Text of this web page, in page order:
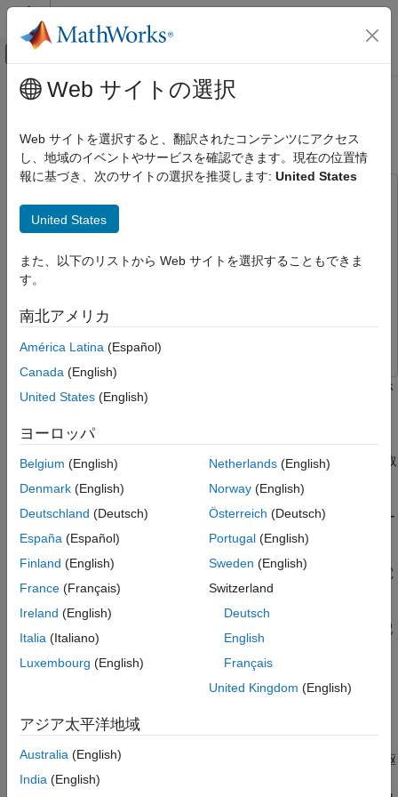
コンテンツへスキップ
オフキャンバス ナビゲーション メ
ドキュメンテーションのホーム
Motor Control Blockset
アプリケーション
ブラシレス DC (BLDC) モーター
Motor Control Blockset
アプリケーション
ハードウェア固有のコード生成
サポート対象のマイクロコントローラー
Motor Control Blockset
センサー キャリブレーションと位置検出
BLDC モーターのホール センサー シーケン
ス キャリブレーション
項目一覧
モデル
のモデルの展開
メインコンテンツ
BLDC モーターのホール センサー
シーケンス キャリブレーション
C2000 Microcontroller Blockset
Blockset
Embedded CoderEmbedded Coder
Simulink Coder
この例では、開ループ制御における回転子の位置ゼロに関するホ
ール センサー シーケンスを計算します。このワークフローは、
を派生したりすることなく、6 段階整流を使用してモーターを回
転できるようにします。この例を実行してホール シーケンスを取
で使用して、
センサー フィードバックを使用した BLDC モータ
ーの 6 段階整流の例で説明されているように閉ループでモーター
を駆動します。
ホール効果センサーは、適用される磁場の強さに基づいて出力電
圧を変えます。標準的な構成では、ブラシレス DC (BLDC) は電
気的に 120 度ずつ離れた 3 つのホール センサーで構成されま
す。標準のホール配置 (センサーを電気的に 120 度ずつ離して配
置) の BLDC モーターでは、6 つの有効なバイナリ状態の組み合
わせ (たとえば 001、010、011、100、101、110) を提供できま
す。センサーは 60 の倍数の度数で回転子の角度位置を提供し、
ターを特定します。
ターゲット モデルは、モーターを開ループで低速 (10 RPM) で駆
動し、モーターに対して V/f 制御を実行します。この速度で、回
Web サイトの選択
Web サイトを選択すると、翻訳されたコンテンツにアクセス
し、地域のイベントやサービスを確認できます。現在の位置情
報に基づき、次のサイトの選択を推奨します: United States
United States
また、以下のリストから Web サイトを選択することもできま
す。
南北アメリカ
América Latina (Español)
Canada (English)
United States (English)
ヨーロッパ
Belgium (English)
Denmark (English)
Deutschland (Deutsch)
España (Español)
Finland (English)
France (Français)
Ireland (English)
Italia (Italiano)
Luxembourg (English)
Netherlands(English)
Norway(English)
Österreich (Deutsch)
Portugal(English)
Sweden (English)
Switzerland
Deutsch
English
Français
United Kingdom (English)
アジア太平洋地域
Australia (English)
India (English)